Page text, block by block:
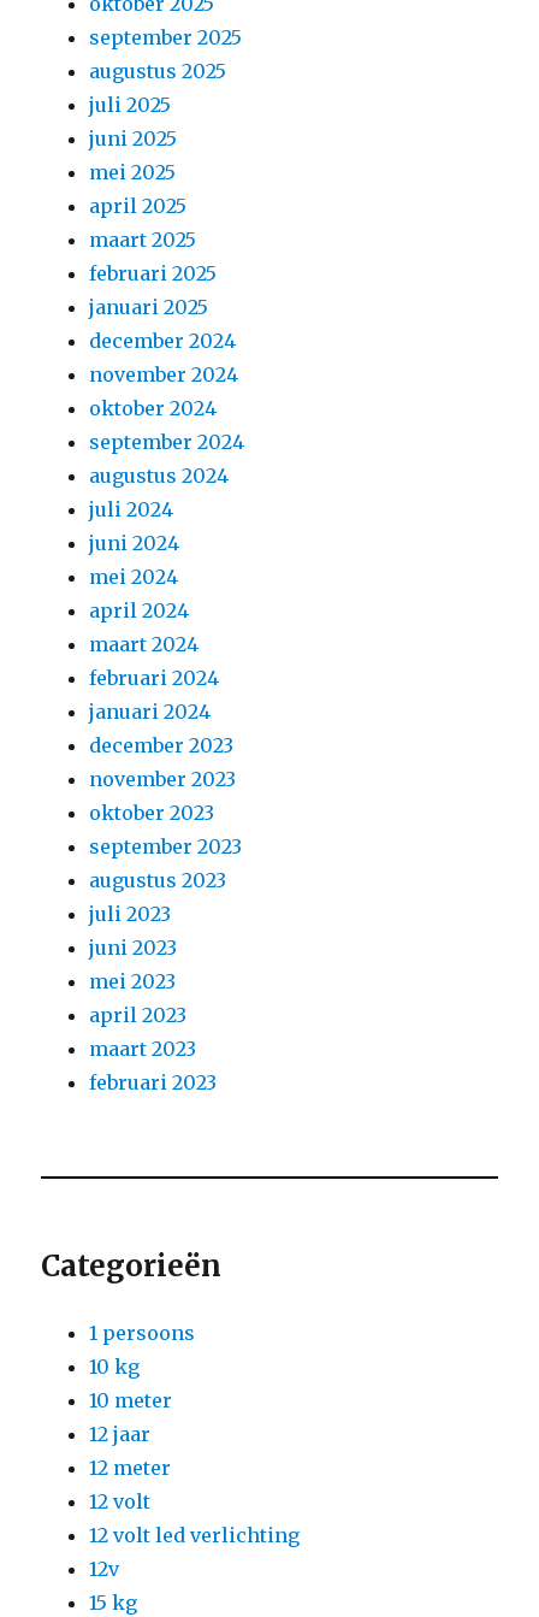
september 2025
augustus 2025
juli 2025
juni 2025
mei 2025
april 2025
maart 2025
februari 2025
januari 2025
december 2024
november 2024
oktober 2024
september 2024
augustus 2024
juli 2024
juni 2024
mei 2024
april 2024
maart 2024
februari 2024
januari 2024
december 2023
november 2023
oktober 2023
september 2023
augustus 2023
juli 2023
juni 2023
mei 2023
april 2023
maart 2023
februari 2023
Categorieën
1 persoons
10 kg
10 meter
12 jaar
12 meter
12 volt
12 volt led verlichting
12v
15 kg